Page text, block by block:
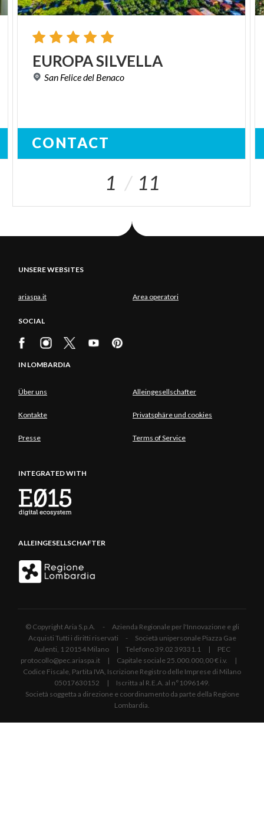
EUROPASILVELLA
San Felicedel Benaco
CONTACT
1 11
UNSERE WEBSITES
ariaspa.it Area operatori
SOCIAL
IN LOMBARDIA
Über uns Alleingesellschafter
Kontakte Privatsphäre und cookies
Presse Terms of Service
INTEGRATED WITH
ALLEINGESELLSCHAFTER
© Copyright Aria S.p.A. - Azienda Regionale per l'Innovazione e gli
Acquisti Tutti i diritti riservati - Società unipersonale Piazza Gae
Aulenti, 1 20154 Milano | Telefono 39.02 39331.1 | PEC
protocollo@pec.ariaspa.it | Capitale sociale 25.000.000,00 € i.v. |
Codice Fiscale, Partita IVA, Iscrizione Registro delle Imprese di Milano
05017630152 | Iscritta al R.E.A. al n°1096149.
Società soggetta a direzione e coordinamento da parte della Regione
Lombardia.